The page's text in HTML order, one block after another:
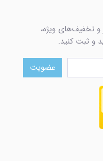
و تخفیف‌های ویژه،
و ثبت کنید.
عضویت